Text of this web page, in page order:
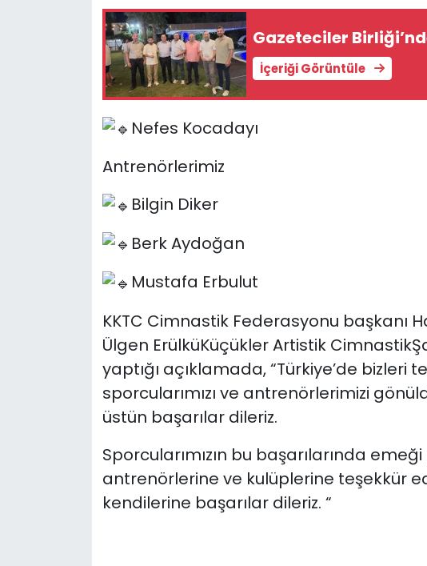
Gazeteciler
İçeriği Görüntüle
Nefes Kocadayı
Antrenörlerimiz
Bilgin Diker
Berk Aydoğan
Mustafa Erbulut
KKTC Cimnastik Federasyonu başkanı
Ülgen ErülküKüçükler Artistik
yaptığı açıklamada, “Türkiye’de bizleri
sporcularımızı ve antrenörlerimizi
üstün başarılar dileriz.
Sporcularımızın bu başarılarında
antrenörlerine ve kulüplerine teşekkür
kendilerine başarılar dileriz. “